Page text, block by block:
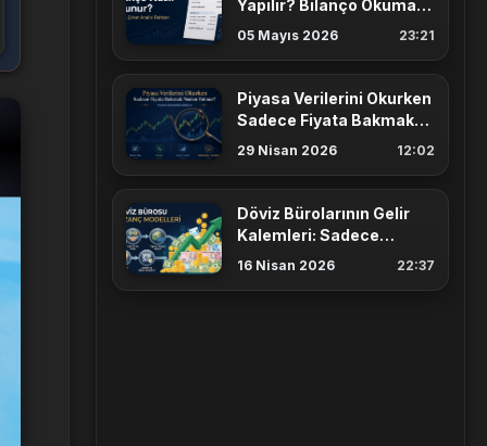
Yapılır? Bilanço Okuma
Rehberi
05 Mayıs 2026 23:21
Piyasa Verilerini Okurken
Sadece Fiyata Bakmak
Neden Yetmez?
29 Nisan 2026 12:02
Döviz Bürolarının Gelir
Kalemleri: Sadece
Gişeden mi Para
16 Nisan 2026 22:37